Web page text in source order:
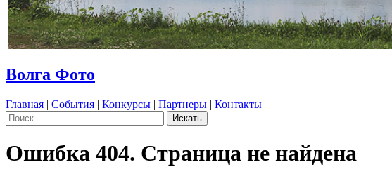
Волга Фото
Главная | События | Конкурсы | Партнеры | Контакты
Ошибка 404. Страница не найдена